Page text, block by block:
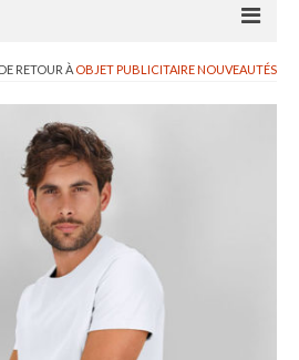
Publicitaire
loisirs vacances
cuisine personnalisés
personnalisé
DE RETOUR À OBJET PUBLICITAIRE NOUVEAUTÉS